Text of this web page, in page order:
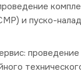
и пуско-
проведение